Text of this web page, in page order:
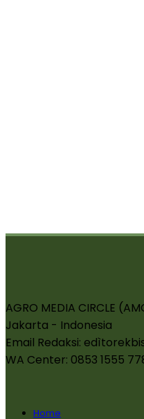
AGRO MEDIA CIRCLE
Jakarta - Indonesia
Email Redaksi:
WA Center: 0853 1555
Home